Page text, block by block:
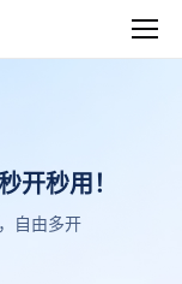
开秒用！
自由多开